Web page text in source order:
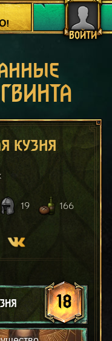
ВОЙТИ
кузня
19 166
18